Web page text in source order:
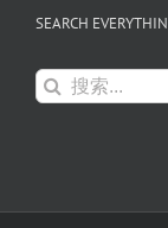
SEARCH
搜
索：